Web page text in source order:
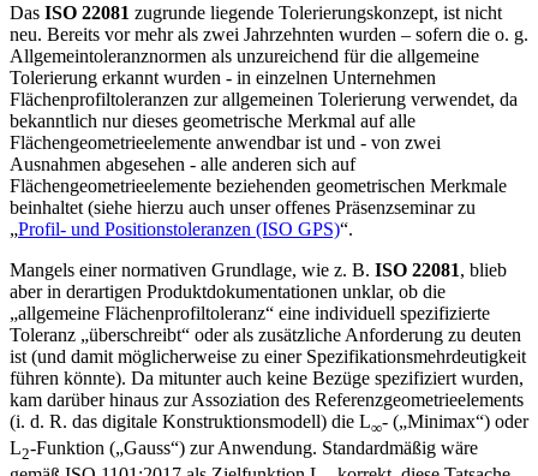
Das ISO 22081 zugrunde liegende Tolerierungskonzept, ist nicht
neu. Bereits vor mehr als zwei Jahrzehnten wurden – sofern die o. g.
Allgemeintoleranznormen als unzureichend für die allgemeine
Tolerierung erkannt wurden - in einzelnen Unternehmen
Flächenprofiltoleranzen zur allgemeinen Tolerierung verwendet, da
bekanntlich nur dieses geometrische Merkmal auf alle
Flächengeometrieelemente anwendbar ist und - von zwei
Ausnahmen abgesehen - alle anderen sich auf
Flächengeometrieelemente beziehenden geometrischen Merkmale
beinhaltet (siehe hierzu auch unser offenes Präsenzseminar zu
„Profil- und Positionstoleranzen (ISO GPS)“.
Mangels einer normativen Grundlage, wie z. B. ISO 22081, blieb
aber in derartigen Produktdokumentationen unklar, ob die
„allgemeine Flächenprofiltoleranz“ eine individuell spezifizierte
Toleranz „überschreibt“ oder als zusätzliche Anforderung zu deuten
ist (und damit möglicherweise zu einer Spezifikationsmehrdeutigkeit
führen könnte). Da mitunter auch keine Bezüge spezifiziert wurden,
kam darüber hinaus zur Assoziation des Referenzgeometrieelements
(i. d. R. das digitale Konstruktionsmodell) die L∞- („Minimax“) oder
L2-Funktion („Gauss“) zur Anwendung. Standardmäßig wäre